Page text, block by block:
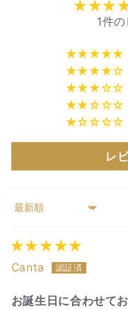
1件
レ
Sort by
Canta
お誕生日に合わせて